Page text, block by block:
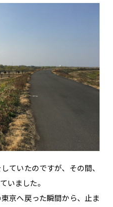
ていたのですが、その間、
いました。
京へ戻った瞬間から、止ま